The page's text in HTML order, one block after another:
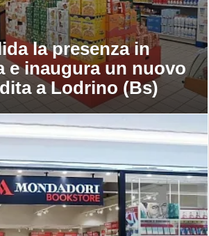
la presenza in
e inaugura un nuovo
a Lodrino (Bs)